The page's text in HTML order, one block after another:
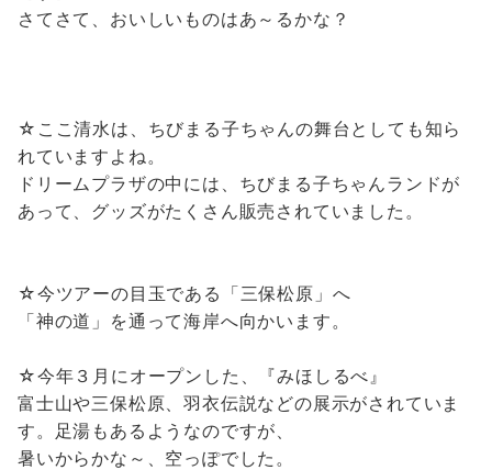
さてさて、おいしいものはあ～るかな？
☆ここ清水は、ちびまる子ちゃんの舞台としても知ら
れていますよね。
ドリームプラザの中には、ちびまる子ちゃんランドが
あって、グッズがたくさん販売されていました。
☆今ツアーの目玉である「三保松原」へ
「神の道」を通って海岸へ向かいます。
☆今年３月にオープンした、『みほしるべ』
富士山や三保松原、羽衣伝説などの展示がされていま
す。足湯もあるようなのですが、
暑いからかな～、空っぽでした。